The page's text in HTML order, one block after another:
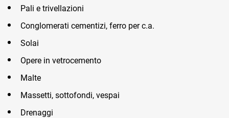
Ecommerce
Email Marketing
Fatturazione
Financial Solutions
Pali e trivellazioni
Conglomerati cementizi, ferro per c.a.
Solai
Opere in vetrocemento
Malte
Massetti, sottofondi, vespai
Drenaggi